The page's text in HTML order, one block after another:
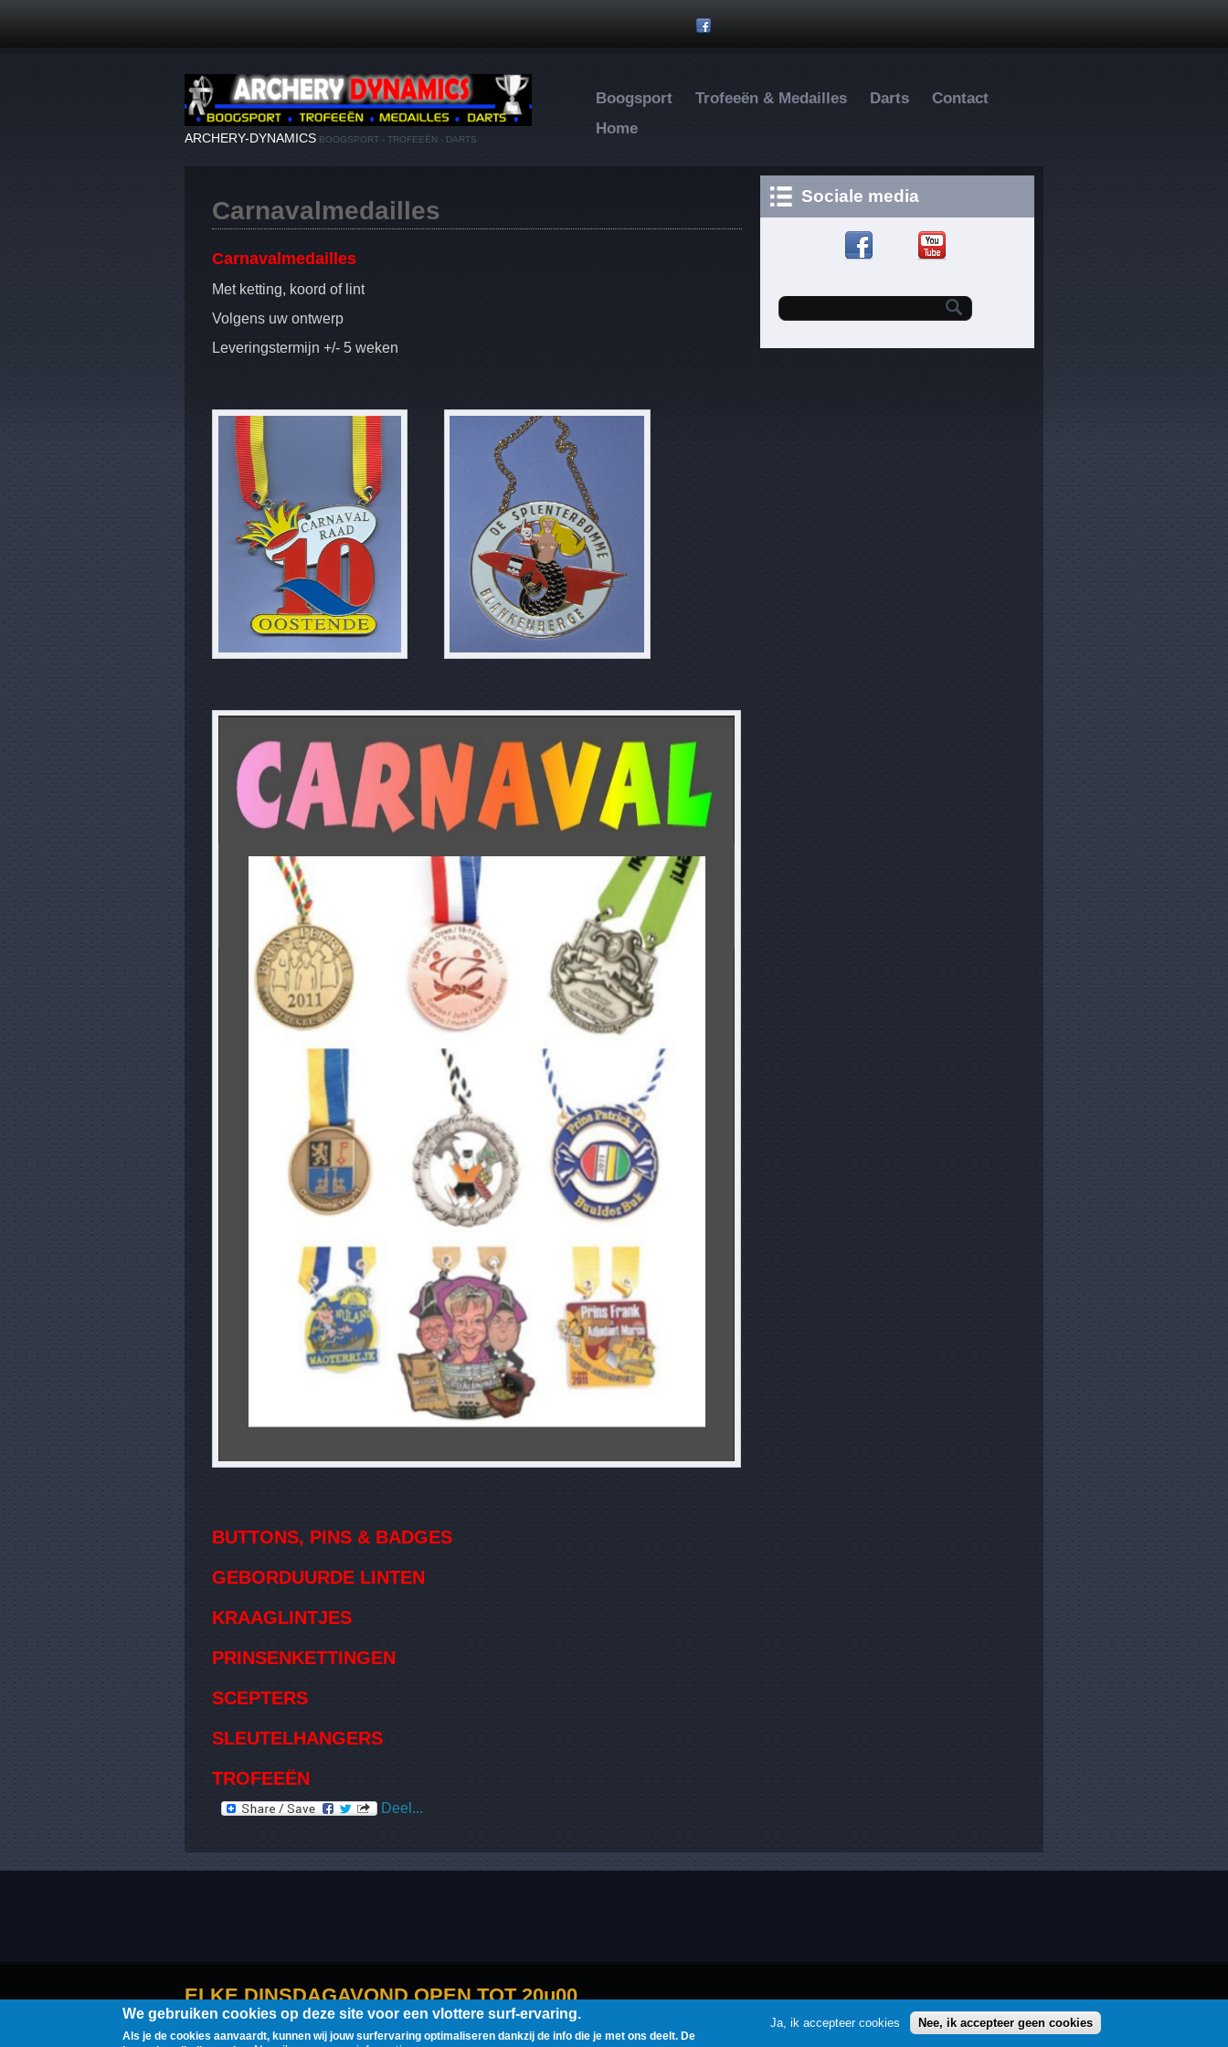
ARCHERY-DYNAMICS BOOGSPORT - TROFEEËN - DARTS
Boogsport Trofeeën & Medailles Darts
Contact
Home
Carnavalmedailles
Carnavalmedailles
Met ketting, koord of lint
Volgens uw ontwerp
Leveringstermijn +/- 5 weken
BUTTONS, PINS & BADGES
GEBORDUURDE LINTEN
KRAAGLINTJES
PRINSENKETTINGEN
SCEPTERS
SLEUTELHANGERS
TROFEEËN
Deel...
Sociale media
Zoekveld
ELKE DINSDAGAVOND OPEN TOT 20u00
Webdesign & hosting byGMFOX.(c)omMMI-MMXXIV
We gebruiken cookies op deze site voor een vlottere surf-ervaring.
Als je de cookies aanvaardt, kunnen wij jouw surfervaring optimaliseren dankzij de info die je met ons deelt. De
Ja, ik accepteer cookies Nee, ik accepteer geen cookies